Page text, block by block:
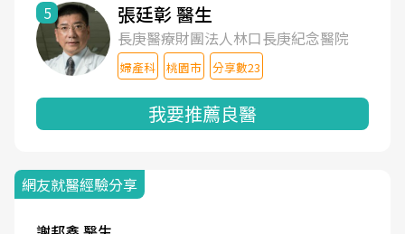
5 張廷彰 醫生
長庚醫療財團法人林口長庚紀念醫院
婦產科 桃園市 分享數23
我要推薦良醫
網友就醫經驗分享